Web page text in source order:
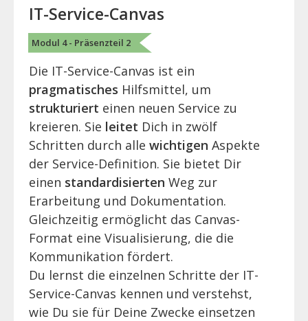
IT-Service-Canvas
Modul 4 - Präsenzteil 2
Die IT-Service-Canvas ist ein
pragmatisches Hilfsmittel, um
strukturiert einen neuen Service zu
kreieren. Sie leitet Dich in zwölf
Schritten durch alle wichtigen Aspekte
der Service-Definition. Sie bietet Dir
einen standardisierten Weg zur
Erarbeitung und Dokumentation.
Gleichzeitig ermöglicht das Canvas-
Format eine Visualisierung, die die
Kommunikation fördert.
Du lernst die einzelnen Schritte der IT-
Service-Canvas kennen und verstehst,
wie Du sie für Deine Zwecke einsetzen